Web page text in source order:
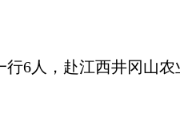
6人，赴江西井冈山